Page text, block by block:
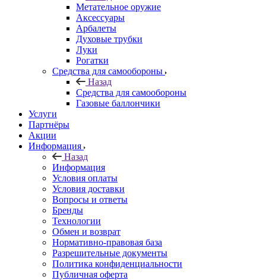
Метательное оружие
Аксессуары
Арбалеты
Духовые трубки
Луки
Рогатки
Средства для самообороны
Назад
Средства для самообороны
Газовые баллончики
Услуги
Партнёры
Акции
Информация
Назад
Информация
Условия оплаты
Условия доставки
Вопросы и ответы
Бренды
Технологии
Обмен и возврат
Нормативно-правовая база
Разрешительные документы
Политика конфиденциальности
Публичная оферта